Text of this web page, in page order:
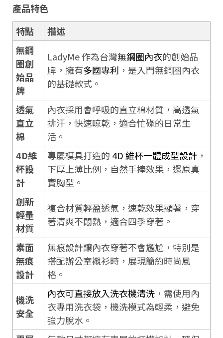
產品特色
特點
描述
無鋼
圈創
始品
牌
LadyMe 作為台灣無鋼圈內衣的創始品
牌，擁有多國專利 ，是入門無鋼圈內衣
的基礎款式。
透氣
直立
棉
內衣採用會呼吸的直立棉材質，高透氣
排汗，快速晾乾，適合忙碌的日常生
活。
4D維
杯設
計
專屬模具打造的 4D 維杯一體成型設計 ，
下厚上薄比例，自然手捧效果，還原真
實胸型。
創新
輕量
材質
複合材質輕盈透氣，速乾效果顯著，穿
著清爽不悶熱，適合四季穿著。
素面
無痕
設計
無痕設計讓內衣穿著不會尷尬，特別是
搭配辦公室襯衫時，展現簡約時尚風
格。
機洗
安全
內衣可直接放入洗衣機清洗，需使用內
衣專用洗衣袋，機洗模式為輕柔，避免
強力脫水。